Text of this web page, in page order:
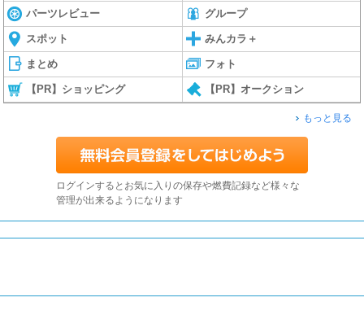
パーツレビュー グループ
スポット みんカラ＋
まとめ フォト
【PR】ショッピング 【PR】オークション
もっと見る
ログインするとお気に入りの保存や燃費記録など様々な
管理が出来るようになります